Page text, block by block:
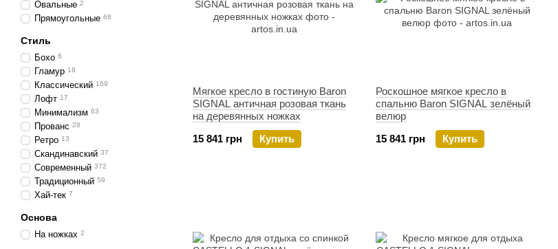
Мягкое кресло в гостиную Baron
SIGNAL античная розовая ткань
на деревянных ножках
15 841 грн
Купить
Роскошное мягкое кресло в
спальню Baron SIGNAL зелёный
велюр
15 841 грн
Купить
Овальные 2
Прямоугольные 68
Стиль
Бохо 6
Гламур 18
Классический 169
Лофт 17
Минимализм 63
Прованс 28
Ретро 13
Скандинавский 37
Современный 372
Традиционный 59
Хай-тек 7
Основа
На ножках 2